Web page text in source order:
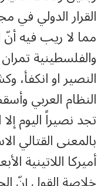
القرار الدولي في
مما لا ريب فيه أنّ
والفلسطينية
النصير او
النظام العربي
تجد نصيراً اليوم
بالمعنى القتالي
أميركا اللاتينية